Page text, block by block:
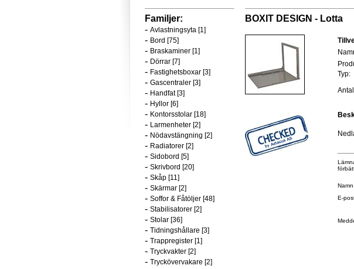
Familjer:
- Avlastningsyta [1]
- Bord [75]
- Braskaminer [1]
- Dörrar [7]
- Fastighetsboxar [3]
- Gascentraler [3]
- Handfat [3]
- Hyllor [6]
- Kontorsstolar [18]
- Larmenheter [2]
- Nödavstängning [2]
- Radiatorer [2]
- Sidobord [5]
- Skrivbord [20]
- Skåp [11]
- Skärmar [2]
- Soffor & Fåtöljer [48]
- Stabilisatorer [2]
- Stolar [36]
- Tidningshållare [3]
- Trappregister [1]
- Tryckvakter [2]
- Tryckövervakare [2]
BOXIT DESIGN - Lotta
Typ:
Namn:
E-